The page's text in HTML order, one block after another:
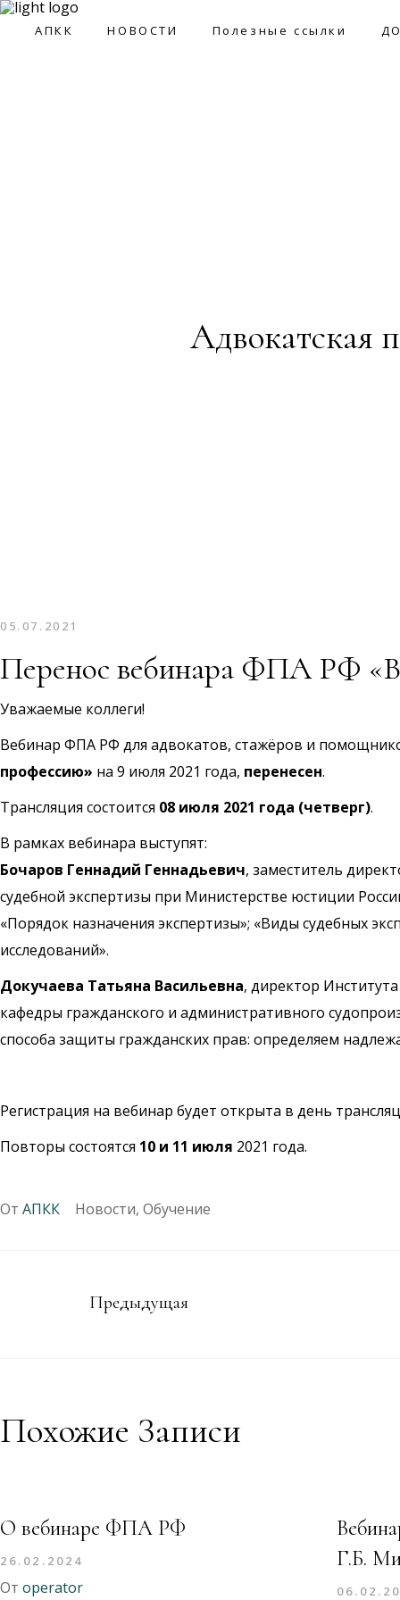
АПКК НОВОСТИ Полезные ссылки
Адвокатская
05.07.2021
Перенос вебинара ФПА РФ
Уважаемые коллеги!
Вебинар ФПА РФ для адвокатов, стажёров и
профессию» на 9 июля 2021 года, перенесен.
Трансляция состоится 08 июля 2021 года (четверг).
В рамках вебинара выступят:
Бочаров Геннадий Геннадьевич, заместитель
судебной экспертизы при Министерстве юстиции
«Порядок назначения экспертизы»; «Виды судебных
исследований».
Докучаева Татьяна Васильевна, директор
кафедры гражданского и административного
способа защиты гражданских прав: определяем
Регистрация на вебинар будет открыта в день
Повторы состоятся 10 и 11 июля 2021 года.
От АПКК Новости, Обучение
Предыдущая
Похожие Записи
О вебинаре ФПА РФ
26.02.2024
От operator
Г.Б.